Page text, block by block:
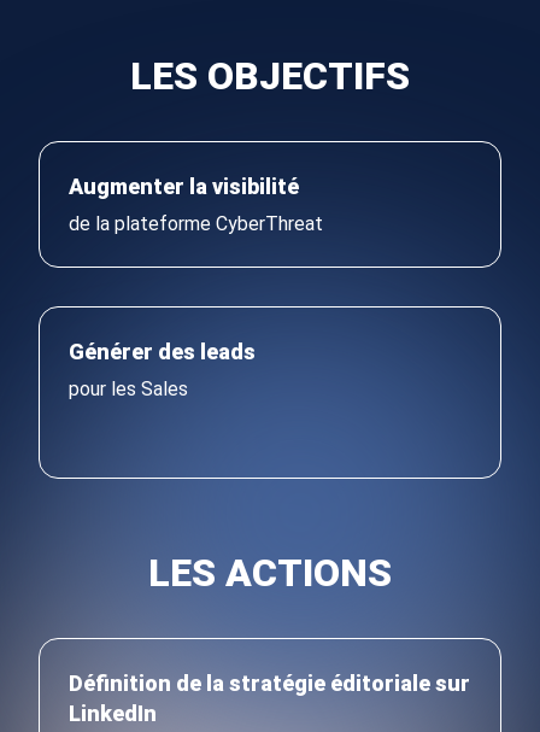
LES OBJECTIFS
Augmenter la visibilité
de la plateforme CyberThreat
Générer des leads
pour les Sales
LES ACTIONS
Définition de la stratégie éditoriale sur
LinkedIn